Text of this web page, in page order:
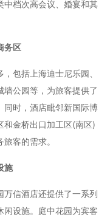
中档次高会议、婚宴和其
务区
包括上海迪士尼乐园、
墙公园等，为旅客提供了
同时，酒店毗邻新国际博
和金桥出口加工区(南区)
客的需求。
施
信酒店还提供了一系列
闲设施。庭中花园为宾客